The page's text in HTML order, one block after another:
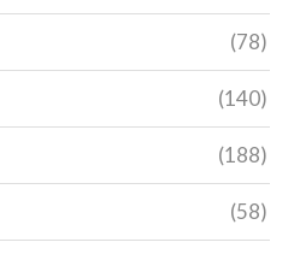
(78)
(140)
(188)
(58)